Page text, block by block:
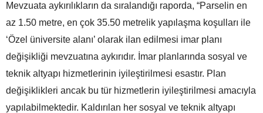
Mevzuata aykırılıkların da sıralandığı raporda, “Parselin en
az 1.50 metre, en çok 35.50 metrelik yapılaşma koşulları ile
‘Özel üniversite alanı’ olarak ilan edilmesi imar planı
değişikliği mevzuatına aykırıdır. İmar planlarında sosyal ve
teknik altyapı hizmetlerinin iyileştirilmesi esastır. Plan
değişiklikleri ancak bu tür hizmetlerin iyileştirilmesi amacıyla
yapılabilmektedir. Kaldırılan her sosyal ve teknik altyapı